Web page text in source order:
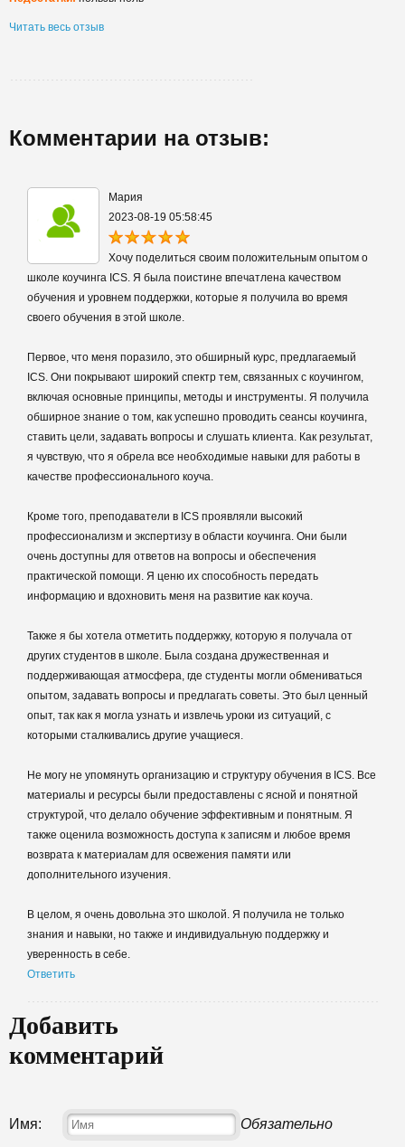
Читать весь отзыв
Комментарии на отзыв:
Мария
2023-08-19 05:58:45
Хочу поделиться своим положительным опытом о
школе коучинга ICS. Я была поистине впечатлена качеством
обучения и уровнем поддержки, которые я получила во время
своего обучения в этой школе.
Первое, что меня поразило, это обширный курс, предлагаемый
ICS. Они покрывают широкий спектр тем, связанных с коучингом,
включая основные принципы, методы и инструменты. Я получила
обширное знание о том, как успешно проводить сеансы коучинга,
ставить цели, задавать вопросы и слушать клиента. Как результат,
я чувствую, что я обрела все необходимые навыки для работы в
качестве профессионального коуча.
Кроме того, преподаватели в ICS проявляли высокий
профессионализм и экспертизу в области коучинга. Они были
очень доступны для ответов на вопросы и обеспечения
практической помощи. Я ценю их способность передать
информацию и вдохновить меня на развитие как коуча.
Также я бы хотела отметить поддержку, которую я получала от
других студентов в школе. Была создана дружественная и
поддерживающая атмосфера, где студенты могли обмениваться
опытом, задавать вопросы и предлагать советы. Это был ценный
опыт, так как я могла узнать и извлечь уроки из ситуаций, с
которыми сталкивались другие учащиеся.
Не могу не упомянуть организацию и структуру обучения в ICS. Все
материалы и ресурсы были предоставлены с ясной и понятной
структурой, что делало обучение эффективным и понятным. Я
также оценила возможность доступа к записям и любое время
возврата к материалам для освежения памяти или
дополнительного изучения.
В целом, я очень довольна это школой. Я получила не только
знания и навыки, но также и индивидуальную поддержку и
уверенность в себе.
Ответить
Добавить
комментарий
Имя: Обязательно